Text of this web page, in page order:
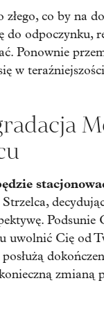
złego, co by na
do odpoczynku,
Ponownie
w
Podsunie
uwolnić Cię od